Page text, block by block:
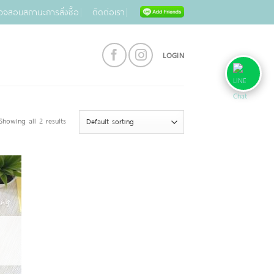
จสอบสถานะการสั่งซื้อ ติดต่อเรา
LOGIN
all 2 results